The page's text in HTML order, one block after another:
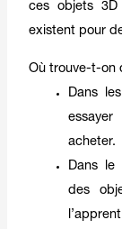
ces objets 3D
existent pour
Où trouve-t-on
Dans
acheter.
Dans le
des